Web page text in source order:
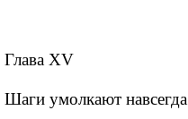
Глава XV
Шаги умолкают навсегда